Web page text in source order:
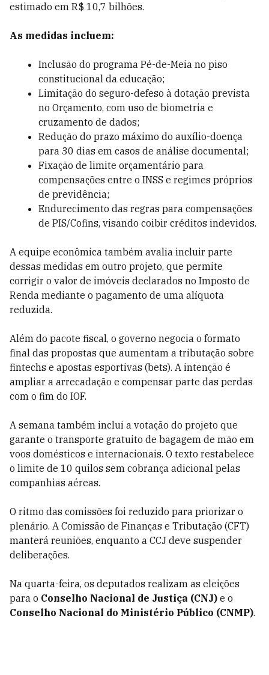
estimado em R$ 10,7 bilhões.
As medidas incluem:
Inclusão do programa Pé-de-Meia no piso
constitucional da educação;
Limitação do seguro-defeso à dotação prevista
no Orçamento, com uso de biometria e
cruzamento de dados;
Redução do prazo máximo do auxílio-doença
para 30 dias em casos de análise documental;
Fixação de limite orçamentário para
compensações entre o INSS e regimes próprios
de previdência;
Endurecimento das regras para compensações
de PIS/Cofins, visando coibir créditos indevidos.
A equipe econômica também avalia incluir parte
dessas medidas em outro projeto, que permite
corrigir o valor de imóveis declarados no Imposto de
Renda mediante o pagamento de uma alíquota
reduzida.
Além do pacote fiscal, o governo negocia o formato
final das propostas que aumentam a tributação sobre
fintechs e apostas esportivas (bets). A intenção é
ampliar a arrecadação e compensar parte das perdas
com o fim do IOF.
A semana também inclui a votação do projeto que
garante o transporte gratuito de bagagem de mão em
voos domésticos e internacionais. O texto restabelece
o limite de 10 quilos sem cobrança adicional pelas
companhias aéreas.
O ritmo das comissões foi reduzido para priorizar o
plenário. A Comissão de Finanças e Tributação (CFT)
manterá reuniões, enquanto a CCJ deve suspender
deliberações.
Na quarta-feira, os deputados realizam as eleições
para o Conselho Nacional de Justiça (CNJ) e o
Conselho Nacional do Ministério Público (CNMP).